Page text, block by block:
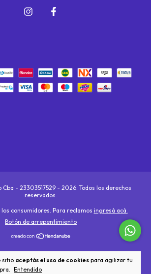
sitio aceptás el uso de cookies para agilizar tu
Entendido
Cba - 23303517529 - 2026. Todos los derechos
reservados.
consumidores. Para reclamos ingresá acá.
Botón de arrepentimiento